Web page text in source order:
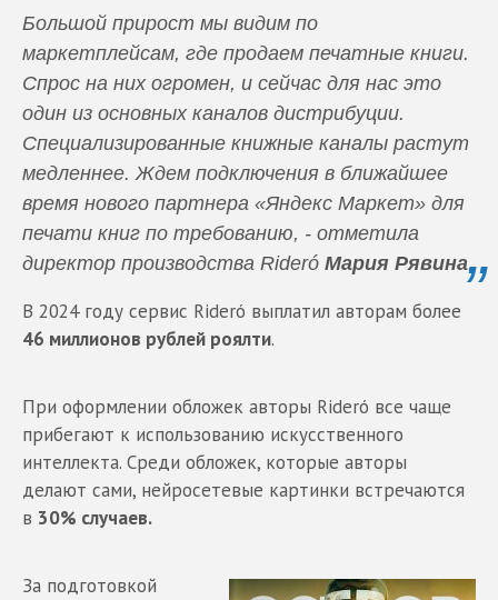
Большой прирост мы видим по
маркетплейсам, где продаем печатные книги.
Спрос на них огромен, и сейчас для нас это
один из основных каналов дистрибуции.
Специализированные книжные каналы растут
медленнее. Ждем подключения в ближайшее
время нового партнера «Яндекс Маркет» для
печати книг по требованию, - отметила
директор производства Rideró Мария Рявина.
В 2024 году сервис Rideró выплатил авторам более
46 миллионов рублей роялти.
При оформлении обложек авторы Rideró все чаще
прибегают к использованию искусственного
интеллекта. Среди обложек, которые авторы
делают сами, нейросетевые картинки встречаются
в 30% случаев.
За подготовкой